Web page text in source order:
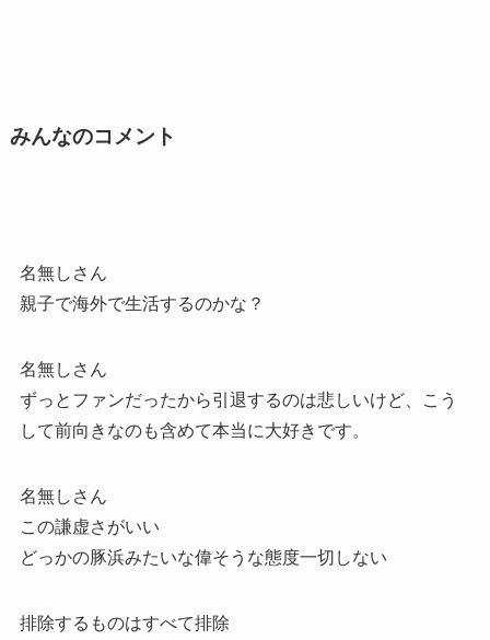
みんなのコメント
名無しさん
親子で海外で生活するのかな？
名無しさん
ずっとファンだったから引退するのは悲しいけど、こう
して前向きなのも含めて本当に大好きです。
名無しさん
この謙虚さがいい
どっかの豚浜みたいな偉そうな態度一切しない
排除するものはすべて排除